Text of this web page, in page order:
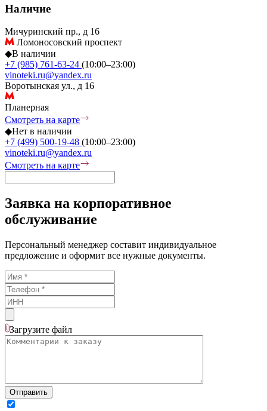
Наличие
Мичуринский пр., д 16
Ломоносовский проспект
◆В наличии
+7 (985) 761-63-24 (10:00–23:00)
vinoteki.ru@yandex.ru
Воротынская ул., д 16
Планерная
Смотреть на карте
◆Нет в наличии
+7 (499) 500-19-48 (10:00–23:00)
vinoteki.ru@yandex.ru
Смотреть на карте
Заявка на корпоративное
обслуживание
Персональный менеджер составит индивидуальное
предложение и оформит все нужные документы.
Загрузите файл
Отправить